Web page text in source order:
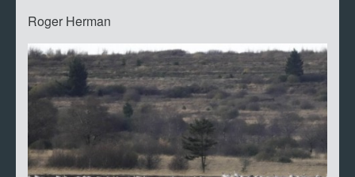
Roger Herman